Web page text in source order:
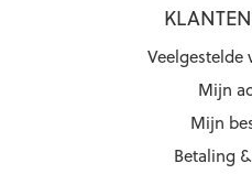
Veelgestelde
Mijn
Mijn
Betaling